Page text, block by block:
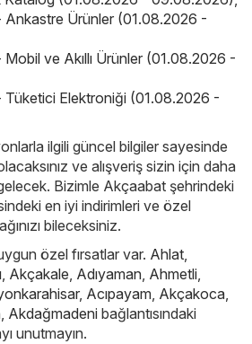
Ankastre Ürünler (01.08.2026 -
ve Akıllı Ürünler (01.08.2026 -
Tüketici Elektroniği (01.08.2026 -
ilgili güncel bilgiler sayesinde
ve alışveriş sizin için daha
Bizimle Akçaabat şehrindeki
en iyi indirimleri ve özel
bileceksiniz.
özel fırsatlar var. Ahlat,
, Akçakale, Adıyaman, Ahmetli,
, Acıpayam, Akçakoca,
, Akdağmadeni bağlantısındaki
unutmayın.